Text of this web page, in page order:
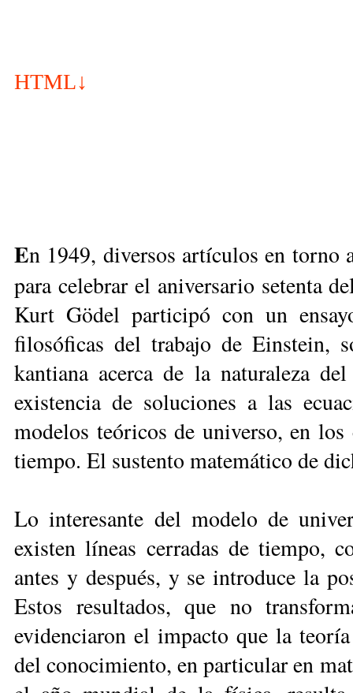
HTML↓
En 1949, diversos artículos en torno
para celebrar el aniversario setenta
Kurt Gödel participó con un
filosóficas del trabajo de Einstein,
kantiana acerca de la naturaleza
existencia de soluciones a las
modelos teóricos de universo, en
tiempo. El sustento matemático de
Lo interesante del modelo de
existen líneas cerradas de tiempo,
antes y después, y se introduce la
Estos resultados, que no
evidenciaron el impacto que la
del conocimiento, en particular en